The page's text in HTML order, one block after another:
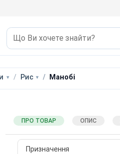
Рис Манобі
ПРО ТОВАР ОПИС
Призначення